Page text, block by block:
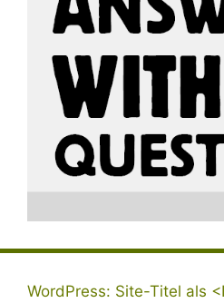
WordPress: Site-Titel als